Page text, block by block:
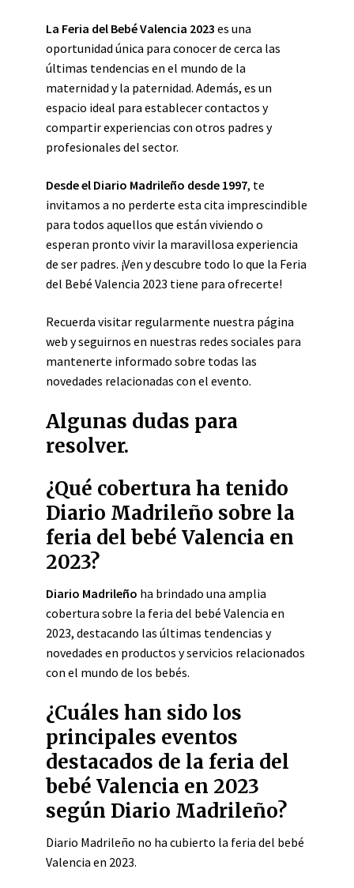
La Feria del Bebé Valencia 2023 es una
oportunidad única para conocer de cerca las
últimas tendencias en el mundo de la
maternidad y la paternidad. Además, es un
espacio ideal para establecer contactos y
compartir experiencias con otros padres y
profesionales del sector.
Desde el Diario Madrileño desde 1997, te
invitamos a no perderte esta cita imprescindible
para todos aquellos que están viviendo o
esperan pronto vivir la maravillosa experiencia
de ser padres. ¡Ven y descubre todo lo que la Feria
del Bebé Valencia 2023 tiene para ofrecerte!
Recuerda visitar regularmente nuestra página
web y seguirnos en nuestras redes sociales para
mantenerte informado sobre todas las
novedades relacionadas con el evento.
Algunas dudas para
resolver.
¿Qué cobertura ha tenido
Diario Madrileño sobre la
feria del bebé Valencia en
2023?
Diario Madrileño ha brindado una amplia
cobertura sobre la feria del bebé Valencia en
2023, destacando las últimas tendencias y
novedades en productos y servicios relacionados
con el mundo de los bebés.
¿Cuáles han sido los
principales eventos
destacados de la feria del
bebé Valencia en 2023
según Diario Madrileño?
Diario Madrileño no ha cubierto la feria del bebé
Valencia en 2023.